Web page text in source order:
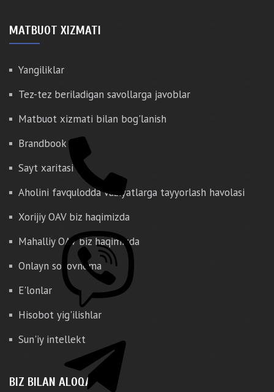
MATBUOT XIZMATI
Yangiliklar
Tez-tez beriladigan savollarga javoblar
Matbuot xizmati bilan bog'lanish
Brandbook
Sayt xaritasi
Aholini favqulodda vaziyatlarga tayyorlash havolasi
Xorijiy OAV biz haqimizda
Mahalliy OAV biz haqimizda
Onlayn so'rovnoma
E'lonlar
Hisobot yig'ilishlar
Sun'iy intellekt
BIZ BILAN ALOQA